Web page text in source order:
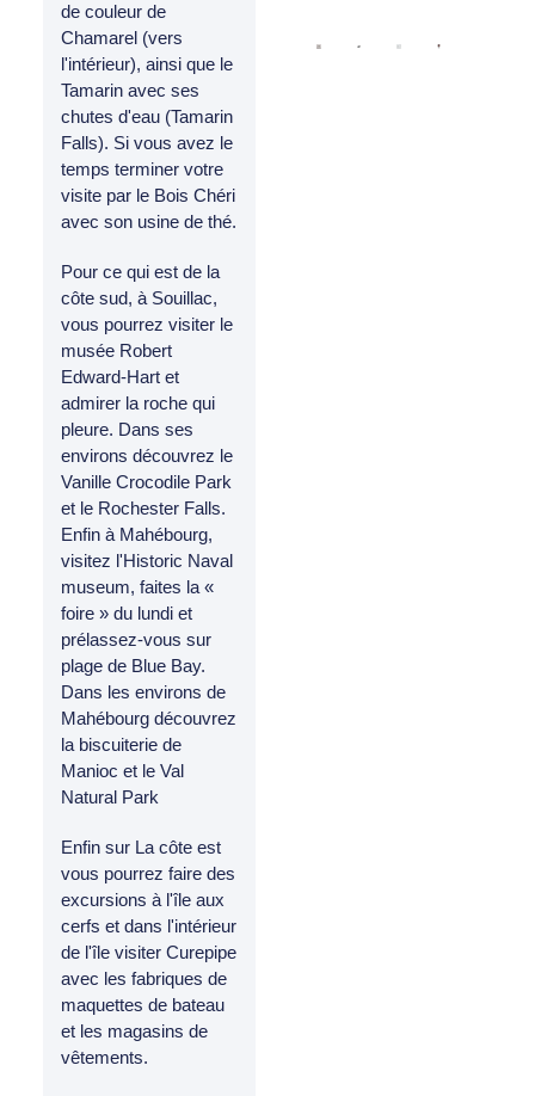
de couleur de
Chamarel (vers
l'intérieur), ainsi que le
Tamarin avec ses
chutes d'eau (Tamarin
Falls). Si vous avez le
temps terminer votre
visite par le Bois Chéri
avec son usine de thé.
Pour ce qui est de la
côte sud, à Souillac,
vous pourrez visiter le
musée Robert
Edward-Hart et
admirer la roche qui
pleure. Dans ses
environs découvrez le
Vanille Crocodile Park
et le Rochester Falls.
Enfin à Mahébourg,
visitez l'Historic Naval
museum, faites la «
foire » du lundi et
prélassez-vous sur
plage de Blue Bay.
Dans les environs de
Mahébourg découvrez
la biscuiterie de
Manioc et le Val
Natural Park
Enfin sur La côte est
vous pourrez faire des
excursions à l'île aux
cerfs et dans l'intérieur
de l'île visiter Curepipe
avec les fabriques de
maquettes de bateau
et les magasins de
vêtements.